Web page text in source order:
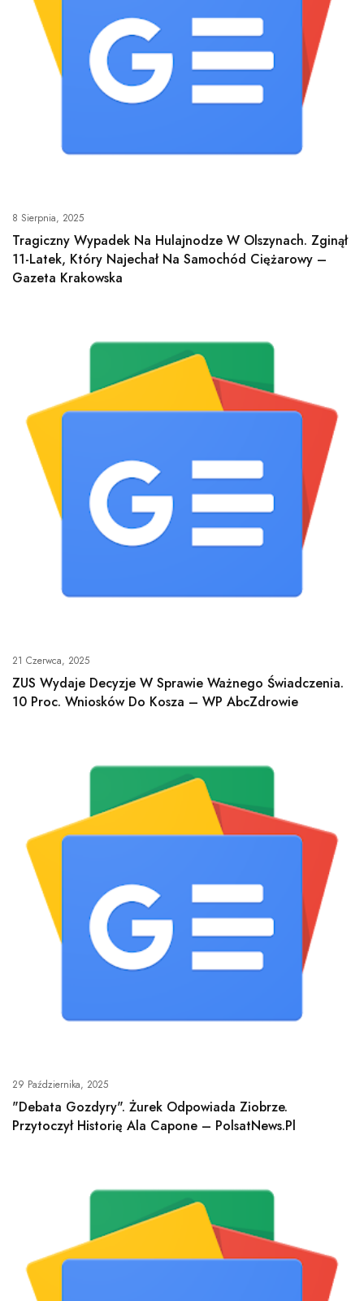
8 Sierpnia, 2025
Tragiczny Wypadek Na Hulajnodze W Olszynach. Zginął
11-Latek, Który Najechał Na Samochód Ciężarowy –
Gazeta Krakowska
21 Czerwca, 2025
ZUS Wydaje Decyzje W Sprawie Ważnego Świadczenia.
10 Proc. Wniosków Do Kosza – WP AbcZdrowie
29 Października, 2025
"Debata Gozdyry". Żurek Odpowiada Ziobrze.
Przytoczył Historię Ala Capone – PolsatNews.pl